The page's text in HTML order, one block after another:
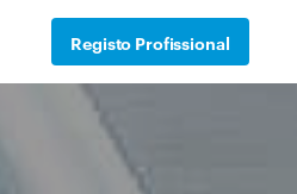
Registo Profissional